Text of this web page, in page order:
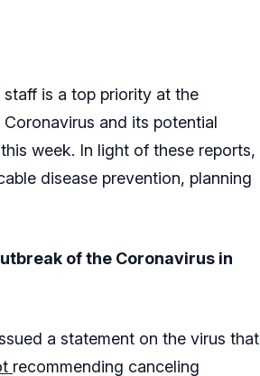
is a top priority at the
and its potential
week. In light of these reports,
disease prevention, planning
of the Coronavirus in
a statement on the virus that
recommending canceling